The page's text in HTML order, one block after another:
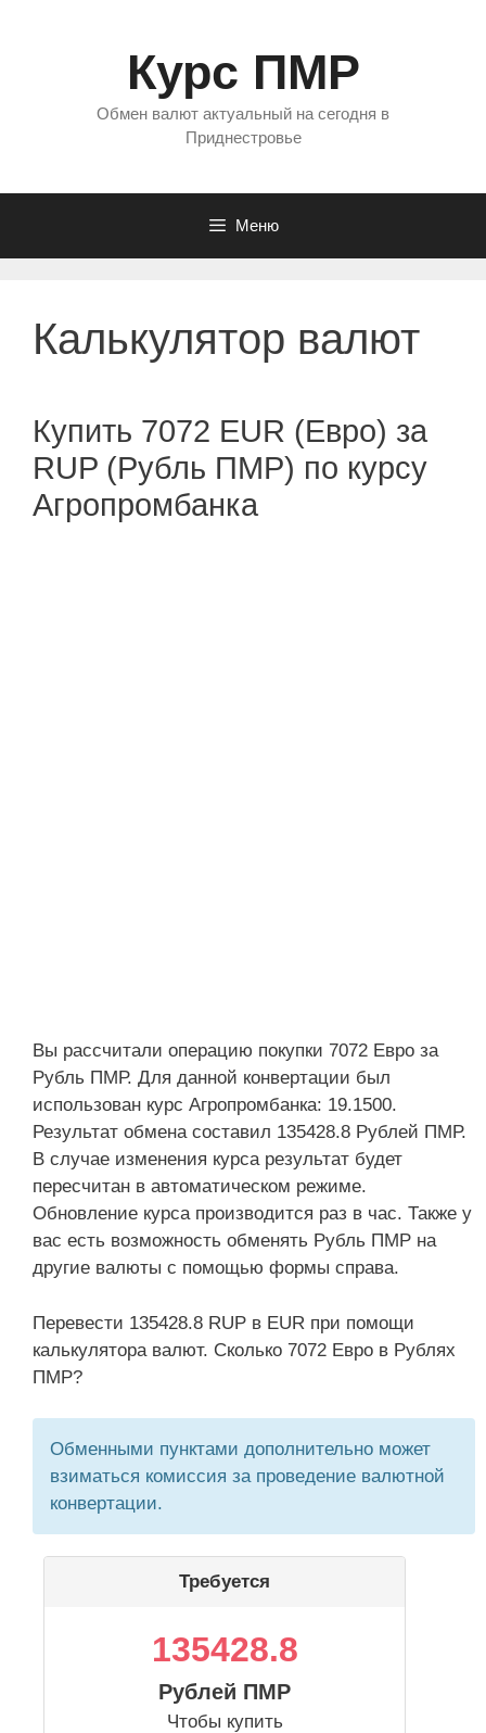
Курс ПМР
Обмен валют актуальный на сегодня в
Приднестровье
Меню
Калькулятор валют
Купить 7072 EUR (Евро) за
RUP (Рубль ПМР) по курсу
Агропромбанка
Вы рассчитали операцию покупки 7072 Евро за
Рубль ПМР. Для данной конвертации был
использован курс Агропромбанка: 19.1500.
Результат обмена составил 135428.8 Рублей ПМР.
В случае изменения курса результат будет
пересчитан в автоматическом режиме.
Обновление курса производится раз в час. Также у
вас есть возможность обменять Рубль ПМР на
другие валюты с помощью формы справа.
Перевести 135428.8 RUP в EUR при помощи
калькулятора валют. Сколько 7072 Евро в Рублях
ПМР?
Обменными пунктами дополнительно может
взиматься комиссия за проведение валютной
конвертации.
Требуется
135428.8
Рублей ПМР
Чтобы купить